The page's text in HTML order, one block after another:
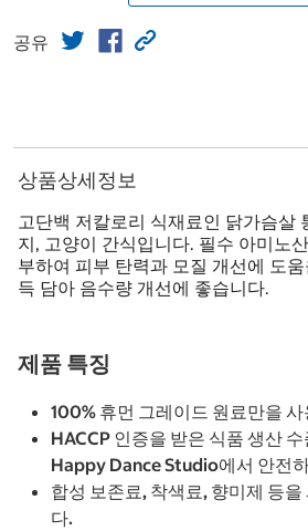
공유
상품상세정보
고단백 저칼로리 식재료인 닭가슴살
지, 고양이 간식입니다. 필수 아미노
부하여 피부 탄력과 모질 개선에 도
득 담아 음수량 개선에 좋습니다.
제품 특징
100% 휴먼 그레이드 원료만을
HACCP 인증을 받은 식품 생산
Happy Dance Studio에서 안전
합성 보존료, 착색료, 향미제 등
다.